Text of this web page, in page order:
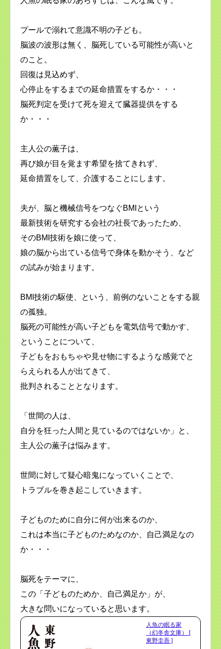
プールで溺れて意識不明の子ども。
脳波の波形は無く、脳死している可能性が高いと
のこと。
回復は見込めず、
心停止をするまでの延命措置をするか・・・
脳死判定を受けて死を迎えて臓器提供をする
か・・・
主人公の薫子は、
再び娘が目を覚ます希望を捨てきれず、
延命措置をして、介護することにします。
夫が、脳と機械信号をつなぐBMIという
最新技術を研究する会社の社長であったため、
そのBMI技術を娘に使って、
娘の脳から出ている信号で身体を動かそう、など
の試みが始まります。
BMI技術の駆使、という、前例のないことをする親
の孤独。
脳死の可能性が高い子どもを電気信号で動かす、
ということについて、
子どもをおもちゃや見せ物にするような感覚でと
らえられる人が出てきて、
批判されることとなります。
「世間の人は、
自分を狂った人間と見ているのではないか」と、
主人公の薫子は悩みます。
世間に対して疑心暗鬼になっていくことで、
トラブルを巻き起こしていきます。
子どものために自分に何が出来るのか、
これは本当に子どものためなのか、自己満足なの
か・・・
脳死をテーマに、
この「子どものためか、自己満足か」が、
大きな問いになっていると思います。
人魚の眠る家
（幻冬舎文庫） [
東野圭吾 ]